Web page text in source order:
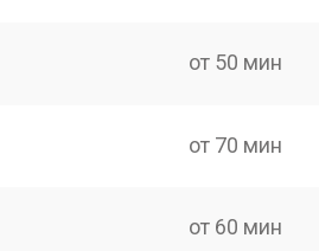
от 50 мин
от 70 мин
от 60 мин